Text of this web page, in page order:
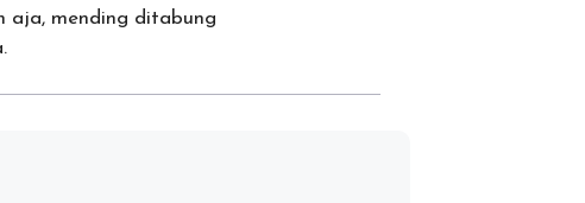
aja, mending ditabung